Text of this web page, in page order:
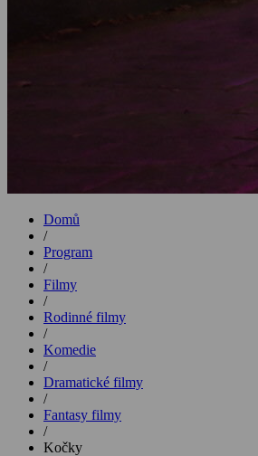
Domů
/
Program
/
Filmy
/
Rodinné filmy
/
Komedie
/
Dramatické filmy
/
Fantasy filmy
/
Kočky